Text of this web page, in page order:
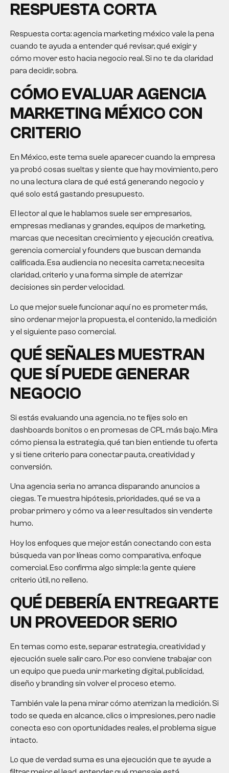
RESPUESTA CORTA
Respuesta corta: agencia marketing méxico vale la pena
cuando te ayuda a entender qué revisar, qué exigir y
cómo mover esto hacia negocio real. Si no te da claridad
para decidir, sobra.
CÓMO EVALUARAGENCIA
MARKETING MÉXICO CON
CRITERIO
En México, este tema suele aparecer cuando la empresa
ya probó cosas sueltas y siente que hay movimiento, pero
no una lectura clara de qué está generando negocio y
qué solo está gastando presupuesto.
El lector al que le hablamos suele ser empresarios,
empresas medianas y grandes, equipos de marketing,
marcas que necesitan crecimiento y ejecución creativa,
gerencia comercial y founders que buscan demanda
calificada. Esa audiencia no necesita carreta; necesita
claridad, criterio y una forma simple de aterrizar
decisiones sin perder velocidad.
Lo que mejor suele funcionar aquí no es prometer más,
sino ordenar mejor la propuesta, el contenido, la medición
y el siguiente paso comercial.
QUÉ SEÑALES MUESTRAN
QUE SÍ PUEDE GENERAR
NEGOCIO
Si estás evaluando una agencia, no te fijes solo en
dashboards bonitos o en promesas de CPL más bajo. Mira
cómo piensa la estrategia, qué tan bien entiende tu oferta
y si tiene criterio para conectar pauta, creatividad y
conversión.
Una agencia seria no arranca disparando anuncios a
ciegas. Te muestra hipótesis, prioridades, qué se va a
probar primero y cómo va a leer resultados sin venderte
humo.
Hoy los enfoques que mejor están conectando con esta
búsqueda van por líneas como comparativa, enfoque
comercial. Eso confirma algo simple: la gente quiere
criterio útil, no relleno.
QUÉ DEBERÍA ENTREGARTE
UN PROVEEDOR SERIO
En temas como este, separar estrategia, creatividad y
ejecución suele salir caro. Por eso conviene trabajar con
un equipo que pueda unir marketing digital, publicidad,
diseño y branding sin volver el proceso eterno.
También vale la pena mirar cómo aterrizan la medición. Si
todo se queda en alcance, clics o impresiones, pero nadie
conecta eso con oportunidades reales, el problema sigue
intacto.
Lo que de verdad suma es una ejecución que te ayude a